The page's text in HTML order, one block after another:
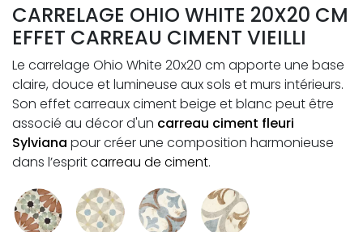
CARRELAGE OHIO WHITE 20X20 CM
EFFET CARREAU CIMENT VIEILLI
Le carrelage Ohio White 20x20 cm apporte une base
claire, douce et lumineuse aux sols et murs intérieurs.
Son effet carreaux ciment beige et blanc peut être
associé au décor d'un carreau ciment fleuri
Sylviana pour créer une composition harmonieuse
dans l’espritcarreau de ciment.